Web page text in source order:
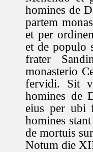
homines de
partem
et per
et de populo
frater
monasterio
fervidi. Sit
homines de
eius per ubi
homines
de mortuis
Notum die